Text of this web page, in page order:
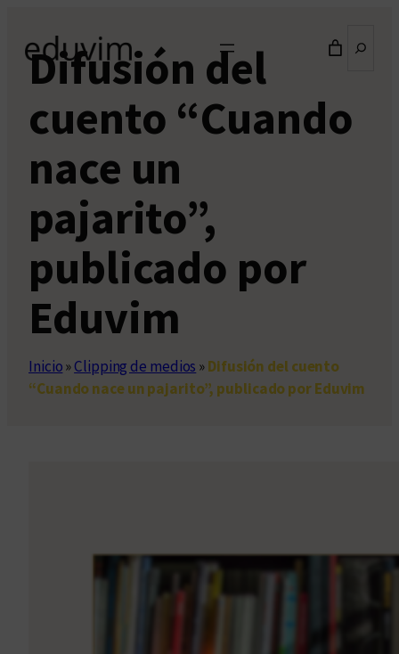
contenido
Difusión del
cuento “Cuando
nace un
pajarito”,
publicado por
Eduvim
Inicio»Clipping de medios »Difusión del cuento
“Cuando nace un pajarito”, publicado por Eduvim